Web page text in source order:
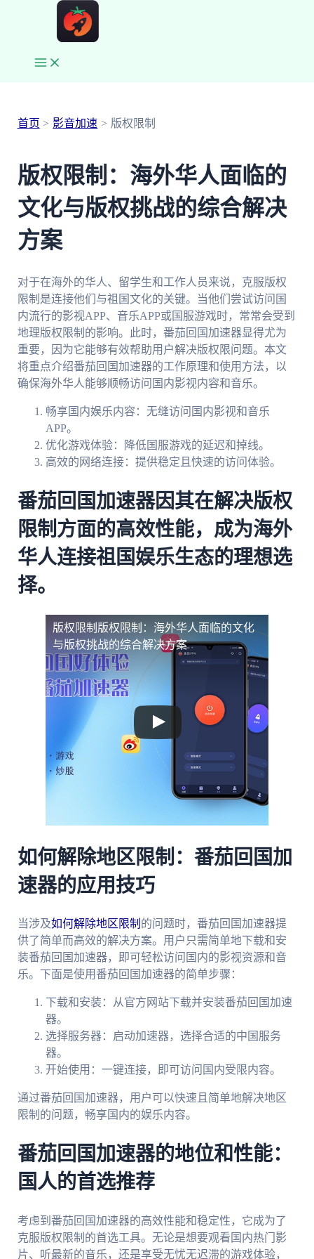
Main
首页 影音加速 版权限制
版权限制：海外华人面临的
文化与版权挑战的综合解决
方案
对于在海外的华人、留学生和工作人员来说，克服版权
限制是连接他们与祖国文化的关键。当他们尝试访问国
内流行的影视APP、音乐APP或国服游戏时，常常会受到
地理版权限制的影响。此时，番茄回国加速器显得尤为
重要，因为它能够有效帮助用户解决版权限问题。本文
将重点介绍番茄回国加速器的工作原理和使用方法，以
确保海外华人能够顺畅访问国内影视内容和音乐。
畅享国内娱乐内容：无缝访问国内影视和音乐
APP。
优化游戏体验：降低国服游戏的延迟和掉线。
高效的网络连接：提供稳定且快速的访问体验。
番茄回国加速器因其在解决版权
限制方面的高效性能，成为海外
华人连接祖国娱乐生态的理想选
择。
版权限制 版权限制：海外华人面临的文化
与版权挑战的综合解决方案
如何解除地区限制：番茄回国加
速器的应用技巧
当涉及如何解除地区限制 的问题时，番茄回国加速器提
供了简单而高效的解决方案。用户只需简单地下载和安
装番茄回国加速器，即可轻松访问国内的影视资源和音
乐。下面是使用番茄回国加速器的简单步骤：
下载和安装：从官方网站下载并安装番茄回国加速
器。
选择服务器：启动加速器，选择合适的中国服务
器。
开始使用：一键连接，即可访问国内受限内容。
通过番茄回国加速器，用户可以快速且简单地解决地区
限制的问题，畅享国内的娱乐内容。
番茄回国加速器的地位和性能：
国人的首选推荐
考虑到番茄回国加速器的高效性能和稳定性，它成为了
克服版权限制的首选工具。无论是想要观看国内热门影
片、听最新的音乐，还是享受无忧无迟滞的游戏体验，